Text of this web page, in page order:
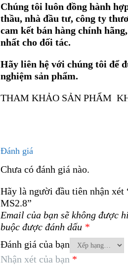
Chúng tôi luôn đồng hành
thầu, nhà đầu tư, công ty
cam kết bán hàng chính
nhất cho đối tác.
Hãy liên hệ với chúng tôi để
nghiệm sản phẩm.
THAM KHẢO SẢN PHẨM
Đánh giá
Chưa có đánh giá nào.
Hãy là người đầu tiên nhận
MS2.8”
Email của bạn sẽ không được
buộc được đánh dấu *
Đánh giá của bạn
Nhận xét của bạn *